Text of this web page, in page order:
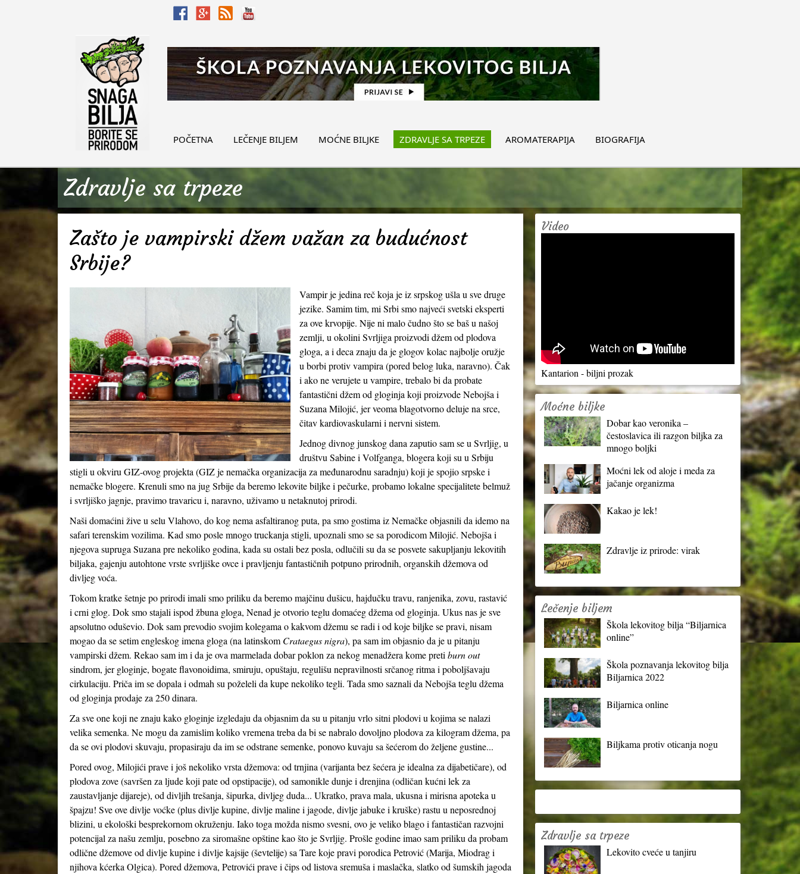
POČETNA LEČENJE BILJEM MOĆNE BILJKE ZDRAVLJE SA TRPEZE AROMATERAPIJA BIOGRAFIJA
Zdravlje sa trpeze
Zašto je vampirski džem važan za budućnost
Srbije?
Vampir je jedina reč koja je iz srpskog ušla u sve druge
jezike. Samim tim, mi Srbi smo najveći svetski eksperti
za ove krvopije. Nije ni malo čudno što se baš u našoj
zemlji, u okolini Svrljiga proizvodi džem od plodova
gloga, a i deca znaju da je glogov kolac najbolje oružje
u borbi protiv vampira (pored belog luka, naravno). Čak
i ako ne verujete u vampire, trebalo bi da probate
fantastični džem od gloginja koji proizvode Nebojša i
Suzana Milojić, jer veoma blagotvorno deluje na srce,
čitav kardiovaskularni i nervni sistem.
Jednog divnog junskog dana zaputio sam se u Svrljig, u
društvu Sabine i Volfganga, blogera koji su u Srbiju
stigli u okviru GIZ-ovog projekta (GIZ je nemačka organizacija za međunarodnu saradnju) koji je spojio srpske i
nemačke blogere. Krenuli smo na jug Srbije da beremo lekovite biljke i pečurke, probamo lokalne specijalitete belmuž
i svrljiško jagnje, pravimo travaricu i, naravno, uživamo u netaknutoj prirodi.
Naši domaćini žive u selu Vlahovo, do kog nema asfaltiranog puta, pa smo gostima iz Nemačke objasnili da idemo na
safari terenskim vozilima. Kad smo posle mnogo truckanja stigli, upoznali smo se sa porodicom Milojić. Nebojša i
njegova supruga Suzana pre nekoliko godina, kada su ostali bez posla, odlučili su da se posvete sakupljanju lekovitih
biljaka, gajenju autohtone vrste svrljiške ovce i pravljenju fantastičnih potpuno prirodnih, organskih džemova od
divljeg voća.
Tokom kratke šetnje po prirodi imali smo priliku da beremo majčinu dušicu, hajdučku travu, ranjenika, zovu, rastavić
i crni glog. Dok smo stajali ispod žbuna gloga, Nenad je otvorio teglu domaćeg džema od gloginja. Ukus nas je sve
apsolutno oduševio. Dok sam prevodio svojim kolegama o kakvom džemu se radi i od koje biljke se pravi, nisam
mogao da se setim engleskog imena gloga (na latinskom Crataegus nigra), pa sam im objasnio da je u pitanju
vampirski džem. Rekao sam im i da je ova marmelada dobar poklon za nekog menadžera kome preti burn out
sindrom, jer gloginje, bogate flavonoidima, smiruju, opuštaju, regulišu nepravilnosti srčanog ritma i poboljšavaju
cirkulaciju. Priča im se dopala i odmah su poželeli da kupe nekoliko tegli. Tada smo saznali da Nebojša teglu džema
od gloginja prodaje za 250 dinara.
Za sve one koji ne znaju kako gloginje izgledaju da objasnim da su u pitanju vrlo sitni plodovi u kojima se nalazi
velika semenka. Ne mogu da zamislim koliko vremena treba da bi se nabralo dovoljno plodova za kilogram džema, pa
da se ovi plodovi skuvaju, propasiraju da im se odstrane semenke, ponovo kuvaju sa šećerom do željene gustine...
Pored ovog, Milojići prave i još nekoliko vrsta džemova: od trnjina (varijanta bez šećera je idealna za dijabetičare), od
plodova zove (savršen za ljude koji pate od opstipacije), od samonikle dunje i drenjina (odličan kućni lek za
zaustavljanje dijareje), od divljih trešanja, šipurka, divljeg duda... Ukratko, prava mala, ukusna i mirisna apoteka u
špajzu! Sve ove divlje voćke (plus divlje kupine, divlje maline i jagode, divlje jabuke i kruške) rastu u neposrednoj
blizini, u ekološki besprekornom okruženju. Iako toga možda nismo svesni, ovo je veliko blago i fantastičan razvojni
potencijal za našu zemlju, posebno za siromašne opštine kao što je Svrljig. Prošle godine imao sam priliku da probam
odlične džemove od divlje kupine i divlje kajsije (ševtelije) sa Tare koje pravi porodica Petrović (Marija, Miodrag i
njihova kćerka Olgica). Pored džemova, Petrovići prave i čips od listova sremuša i maslačka, slatko od šumskih jagoda
Video
Kantarion - biljni prozak
Moćne biljke
Dobar kao veronika –
čestoslavica ili razgon biljka za
mnogo boljki
Moćni lek od aloje i meda za
jačanje organizma
Kakao je lek!
Zdravlje iz prirode: virak
Lečenje biljem
Škola lekovitog bilja “Biljarnica
online”
Škola poznavanja lekovitog bilja
Biljarnica 2022
Biljarnica online
Biljkama protiv oticanja nogu
Zdravlje sa trpeze
Lekovito cveće u tanjiru